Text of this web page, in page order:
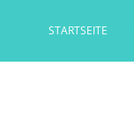
STARTSEITE